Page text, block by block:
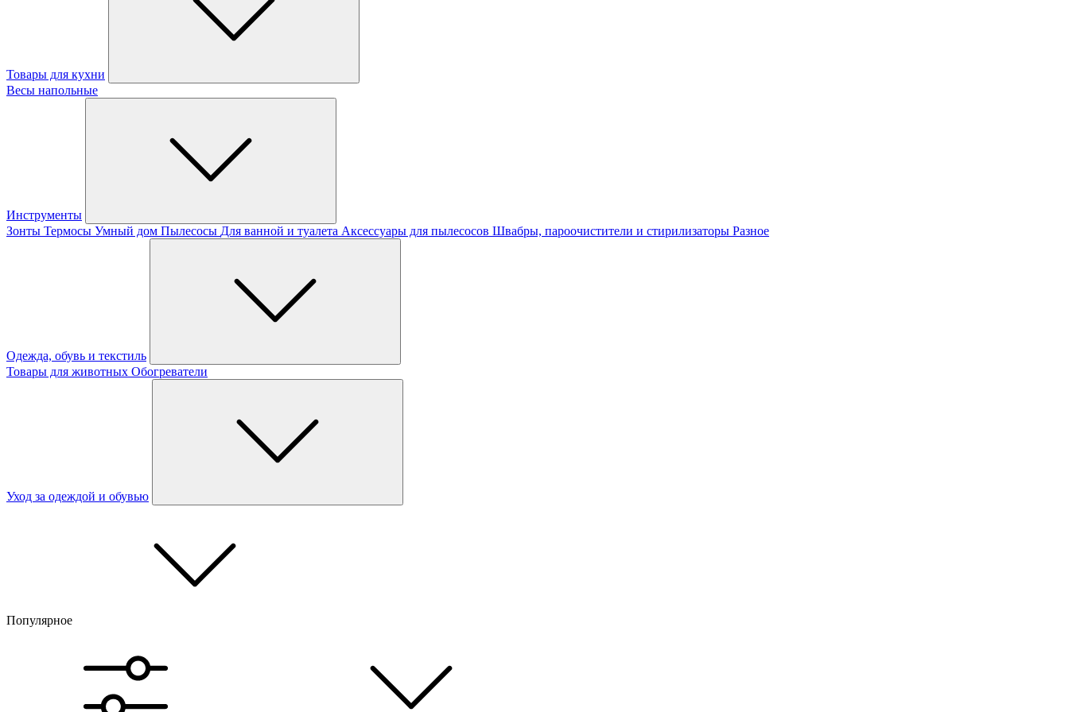
Товары для кухни
Весы напольные
Инструменты
Зонты Термосы Умный дом Пылесосы Для ванной и туалета Аксессуары для пылесосов Швабры, пароочистители и стирилизаторы Разное
Одежда, обувь и текстиль
Товары для животных Обогреватели
Уход за одеждой и обувью
Популярное